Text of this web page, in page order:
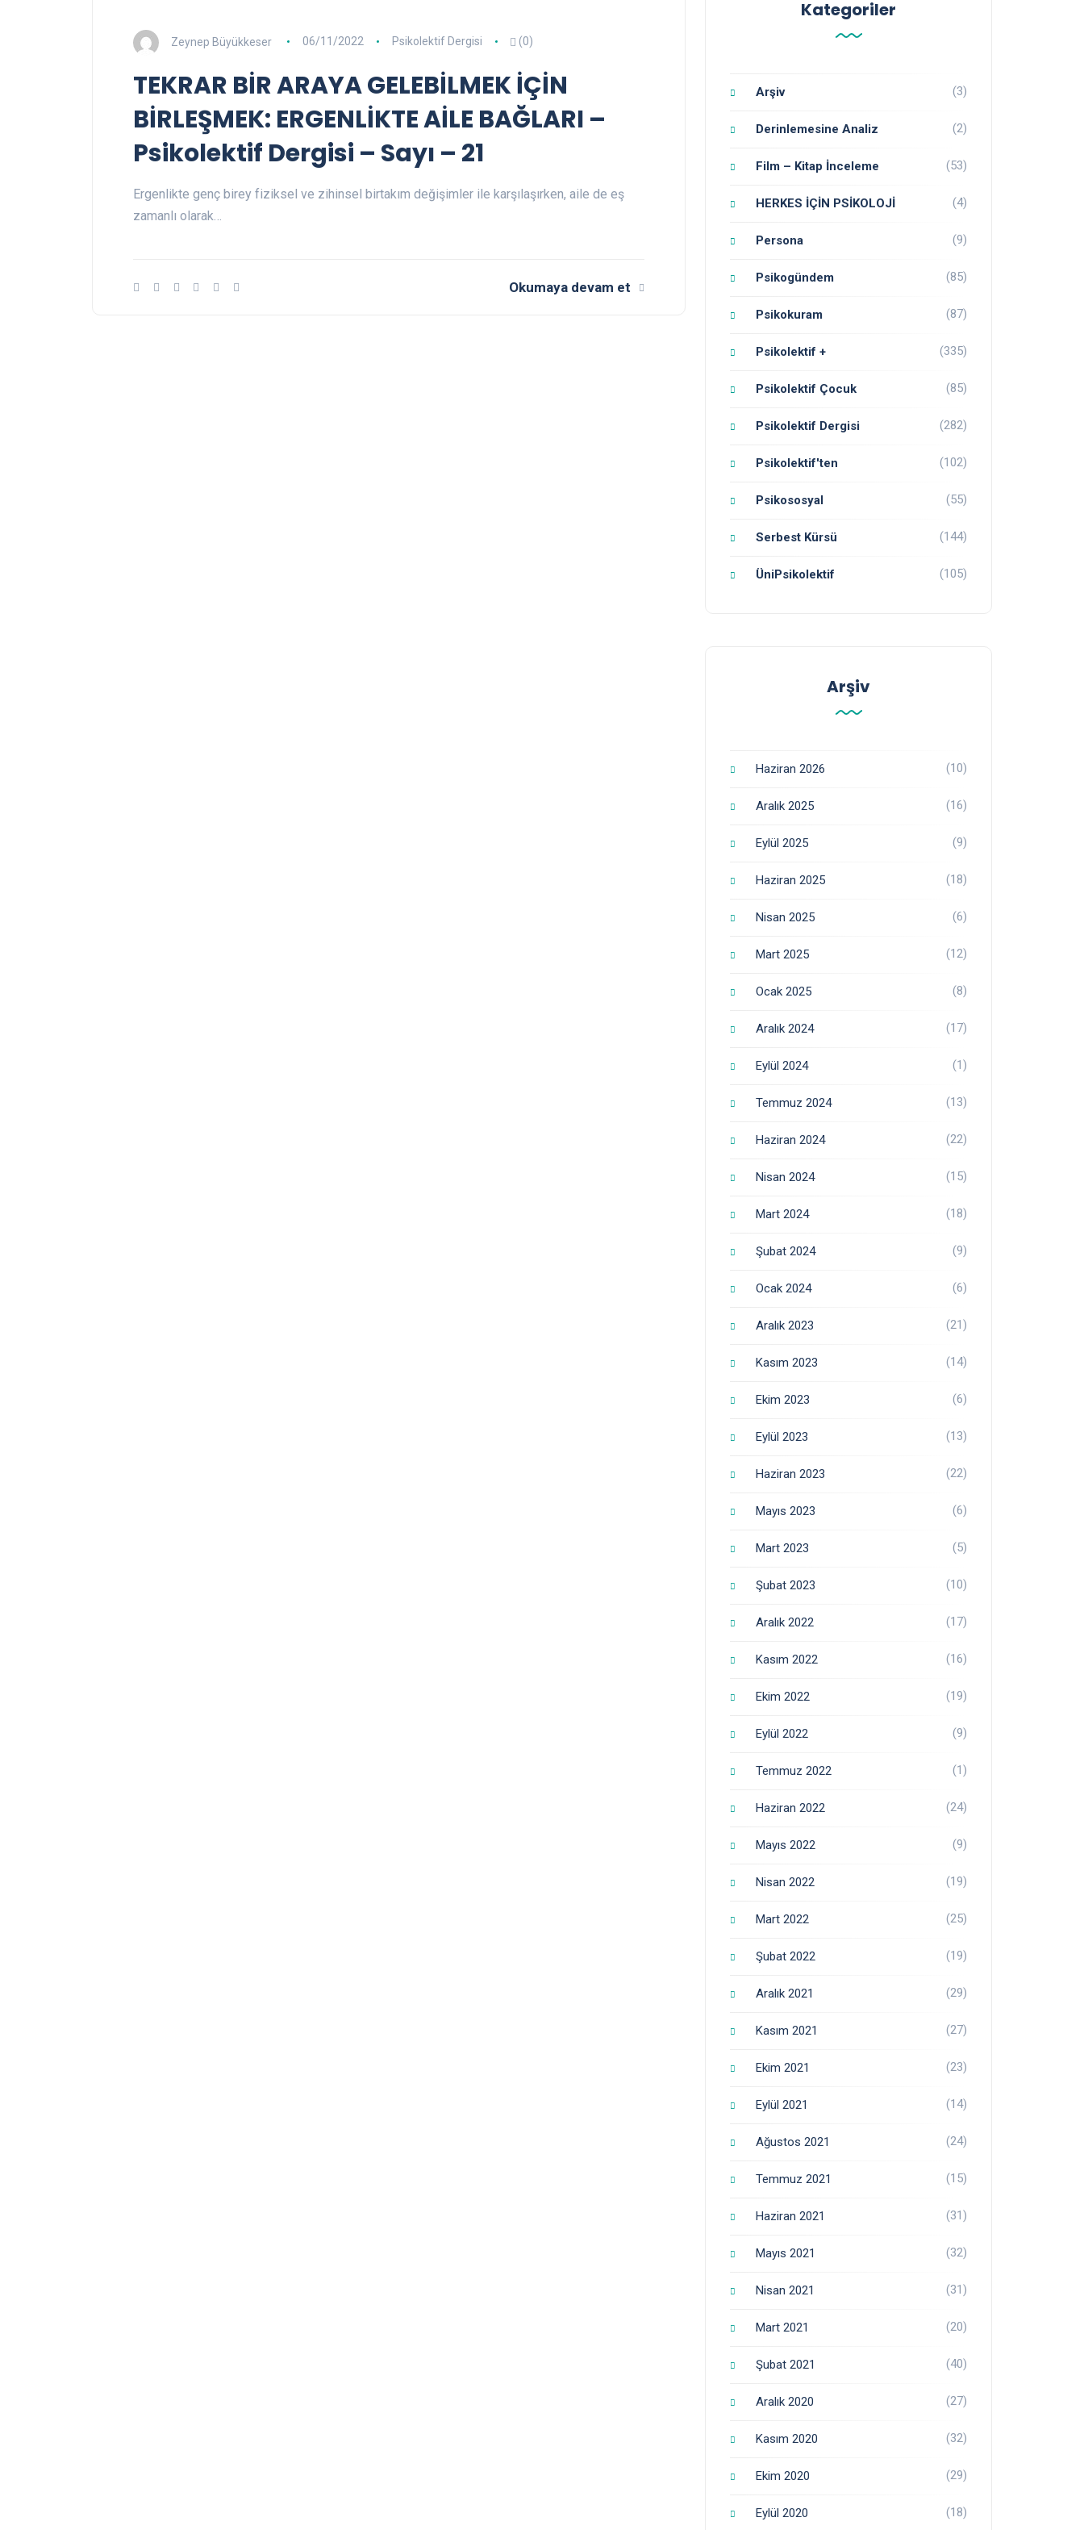
Zeynep Büyükkeser 06/11/2022 Psikolektif Dergisi (0)
TEKRAR BİR ARAYA GELEBİLMEK İÇİN
BİRLEŞMEK: ERGENLİKTE AİLE BAĞLARI –
Psikolektif Dergisi – Sayı – 21
Ergenlikte genç birey fiziksel ve zihinsel birtakım değişimler ile karşılaşırken, aile de eş
zamanlı olarak…
Okumaya devam et
Kategoriler
Arşiv (3)
Derinlemesine Analiz (2)
Film – Kitap İnceleme (53)
HERKES İÇİN PSİKOLOJİ (4)
Persona (9)
Psikogündem (85)
Psikokuram (87)
Psikolektif + (335)
Psikolektif Çocuk (85)
Psikolektif Dergisi (282)
Psikolektif'ten (102)
Psikososyal (55)
Serbest Kürsü (144)
ÜniPsikolektif (105)
Arşiv
Haziran 2026 (10)
Aralık 2025 (16)
Eylül 2025 (9)
Haziran 2025 (18)
Nisan 2025 (6)
Mart 2025 (12)
Ocak 2025 (8)
Aralık 2024 (17)
Eylül 2024 (1)
Temmuz 2024 (13)
Haziran 2024 (22)
Nisan 2024 (15)
Mart 2024 (18)
Şubat 2024 (9)
Ocak 2024 (6)
Aralık 2023 (21)
Kasım 2023 (14)
Ekim 2023 (6)
Eylül 2023 (13)
Haziran 2023 (22)
Mayıs 2023 (6)
Mart 2023 (5)
Şubat 2023 (10)
Aralık 2022 (17)
Kasım 2022 (16)
Ekim 2022 (19)
Eylül 2022 (9)
Temmuz 2022 (1)
Haziran 2022 (24)
Mayıs 2022 (9)
Nisan 2022 (19)
Mart 2022 (25)
Şubat 2022 (19)
Aralık 2021 (29)
Kasım 2021 (27)
Ekim 2021 (23)
Eylül 2021 (14)
Ağustos 2021 (24)
Temmuz 2021 (15)
Haziran 2021 (31)
Mayıs 2021 (32)
Nisan 2021 (31)
Mart 2021 (20)
Şubat 2021 (40)
Aralık 2020 (27)
Kasım 2020 (32)
Ekim 2020 (29)
Eylül 2020 (18)